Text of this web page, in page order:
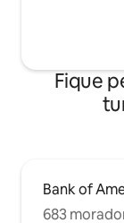
Fique
Bank of
683